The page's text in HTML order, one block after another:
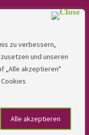
zu verbessern,
und unseren
„Alle akzeptieren"
Alle akzeptieren